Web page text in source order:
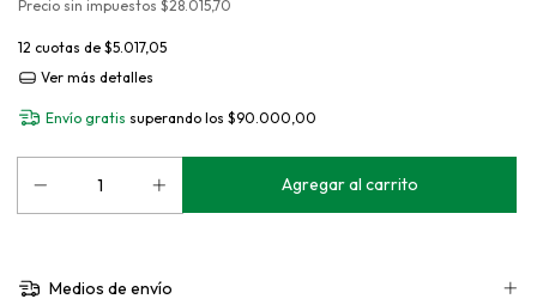
Precio sin impuestos $28.015,70
12 cuotas de $5.017,05
Ver más detalles
Envío gratis superando los $90.000,00
Medios de envío